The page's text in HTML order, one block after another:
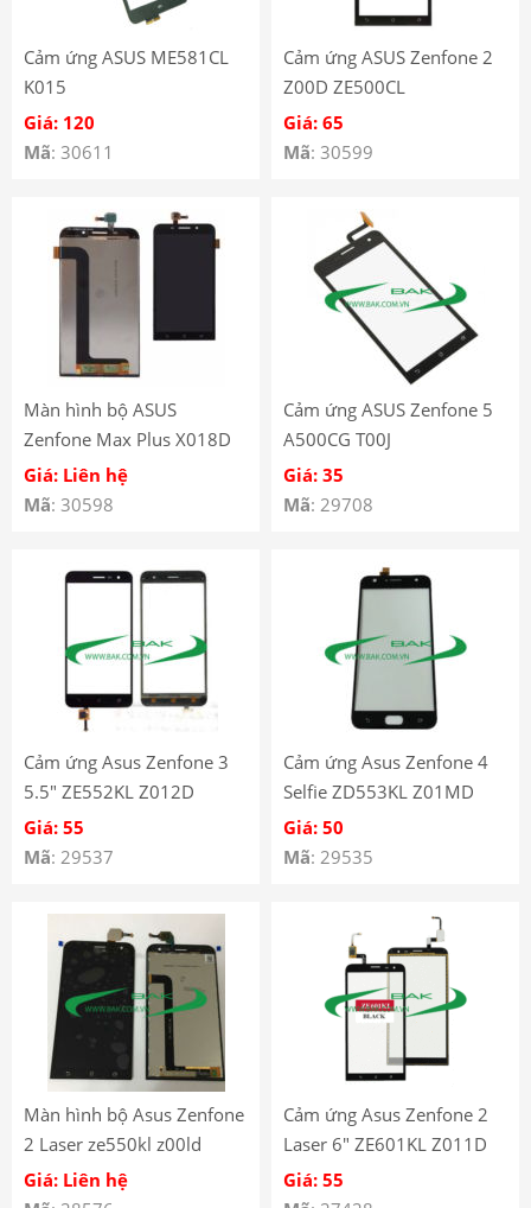
Cảm ứng ASUS ME581CL
K015
Giá: 120
Mã: 30611
Cảm ứng ASUS Zenfone 2
Z00D ZE500CL
Giá: 65
Mã: 30599
Màn hình bộ ASUS
Zenfone Max Plus X018D
ZB570TL
Giá: Liên hệ
Mã: 30598
Cảm ứng ASUS Zenfone 5
A500CG T00J
Giá: 35
Mã: 29708
Cảm ứng Asus Zenfone 3
5.5″ ZE552KL Z012D
Giá: 55
Mã: 29537
Cảm ứng Asus Zenfone 4
Selfie ZD553KL Z01MD
Giá: 50
Mã: 29535
Màn hình bộ Asus Zenfone
2 Laser ze550kl z00ld
Giá: Liên hệ
Cảm ứng Asus Zenfone 2
Laser 6″ ZE601KL Z011D
Giá: 55